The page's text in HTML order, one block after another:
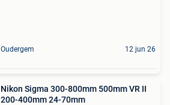
Oudergem 12 jun 26
Nikon Sigma 300-800mm 500mm VR II
200-400mm 24-70mm